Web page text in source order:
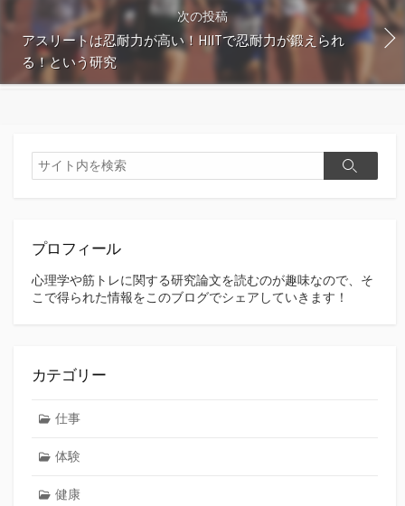
次の投稿
アスリートは忍耐力が高い！HIITで忍耐力が鍛えられ
る！という研究
検
索
検
プロフィール
心理学や筋トレに関する研究論文を読むのが趣味なので、そ
こで得られた情報をこのブログでシェアしていきます！
カテゴリー
仕事
体験
健康